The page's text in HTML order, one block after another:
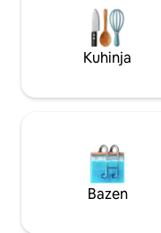
pažljivo osmišljeni
Izgrađeno za
porodične vikende i
dobro došlo da se
Kuhinja
Bazen